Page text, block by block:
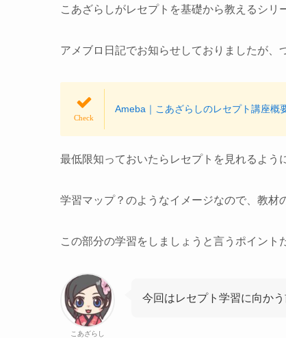
こあざらしがレセプトを基礎から教えるシリ
アメブロ日記でお知らせしておりましたが、
Ameba｜こあざらしのレセプト講座概
最低限知っておいたらレセプトを見れるよう
学習マップ？のようなイメージなので、教材
この部分の学習をしましょうと言うポイント
こあざらし
今回はレセプト学習に向か